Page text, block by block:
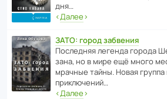
дня…
‹Далее›
ЗАТО: город забвения
После­дняя легенда города
зана, но в мире ещё много
мрачные тайны. Новая группа
приключений…
‹Далее›